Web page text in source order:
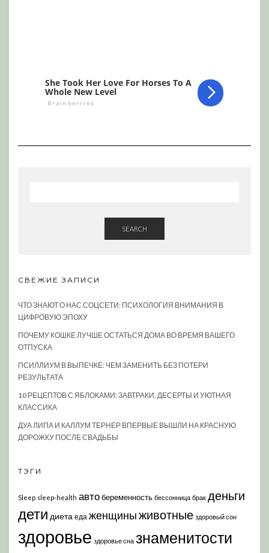
SEARCH
СВЕЖИЕ ЗАПИСИ
ЧТО ЗНАЮТ О НАС СОЦСЕТИ: ПСИХОЛОГИЯ ВНИМАНИЯ В
ЦИФРОВУЮ ЭПОХУ
ПОЧЕМУ КОШКЕ ЛУЧШЕ ОСТАТЬСЯ ДОМА ВО ВРЕМЯ ВАШЕГО
ОТПУСКА
ПСИЛЛИУМ В ВЫПЕЧКЕ: ЧЕМ ЗАМЕНИТЬ БЕЗ ПОТЕРИ
РЕЗУЛЬТАТА
10 РЕЦЕПТОВ С ЯБЛОКАМИ: ЗАВТРАКИ, ДЕСЕРТЫ И УЮТНАЯ
КЛАССИКА
ДУА ЛИПА И КАЛЛУМ ТЕРНЕР ВПЕРВЫЕ ВЫШЛИ НА КРАСНУЮ
ДОРОЖКУ ПОСЛЕ СВАДЬБЫ
ТЭГИ
Sleep sleep-health автобеременность бессонница брак деньги
дети диета еда женщиныживотные здоровый сон
здоровье здоровье сна знаменитости